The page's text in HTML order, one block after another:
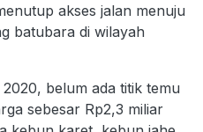
akses jalan menuju
batubara di wilayah
belum ada titik temu
sebesar Rp2,3 miliar